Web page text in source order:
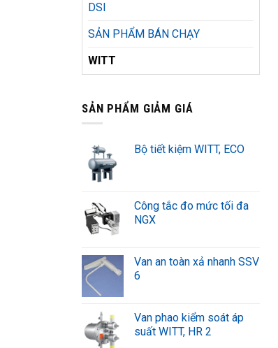
DSI
SẢN PHẨM BÁN CHẠY
WITT
SẢN PHẨM GIẢM GIÁ
Bộ tiết kiệm WITT, ECO
Công tắc đo mức tối đa
NGX
Van an toàn xả nhanh SSV
6
Van phao kiểm soát áp
suất WITT, HR 2